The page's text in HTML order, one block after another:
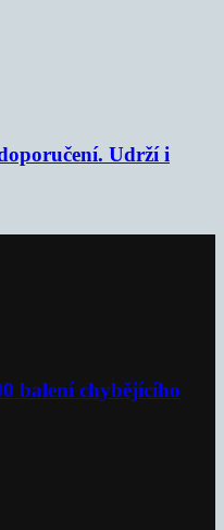
Udrží i
balení chybějícího